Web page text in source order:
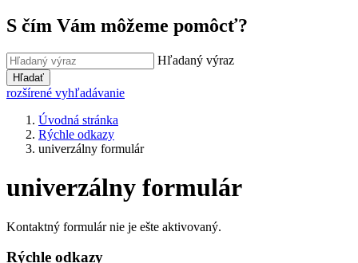
S čím Vám môžeme pomôcť?
Hľadaný výraz
Hľadať
rozšírené vyhľadávanie
Úvodná stránka
Rýchle odkazy
univerzálny formulár
univerzálny formulár
Kontaktný formulár nie je ešte aktivovaný.
Rýchle odkazy